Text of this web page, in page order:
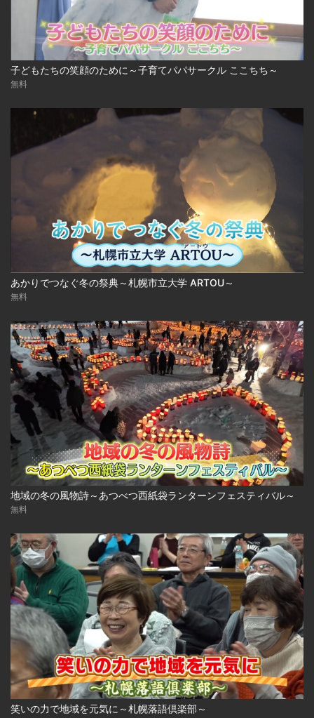
子どもたちの笑顔のために～子育てパパサークル ここちち～
無料
あかりでつなぐ冬の祭典～札幌市立大学 ARTOU～
無料
地域の冬の風物詩～あつべつ西紙袋ランターンフェスティバル～
無料
笑いの力で地域を元気に～札幌落語倶楽部～